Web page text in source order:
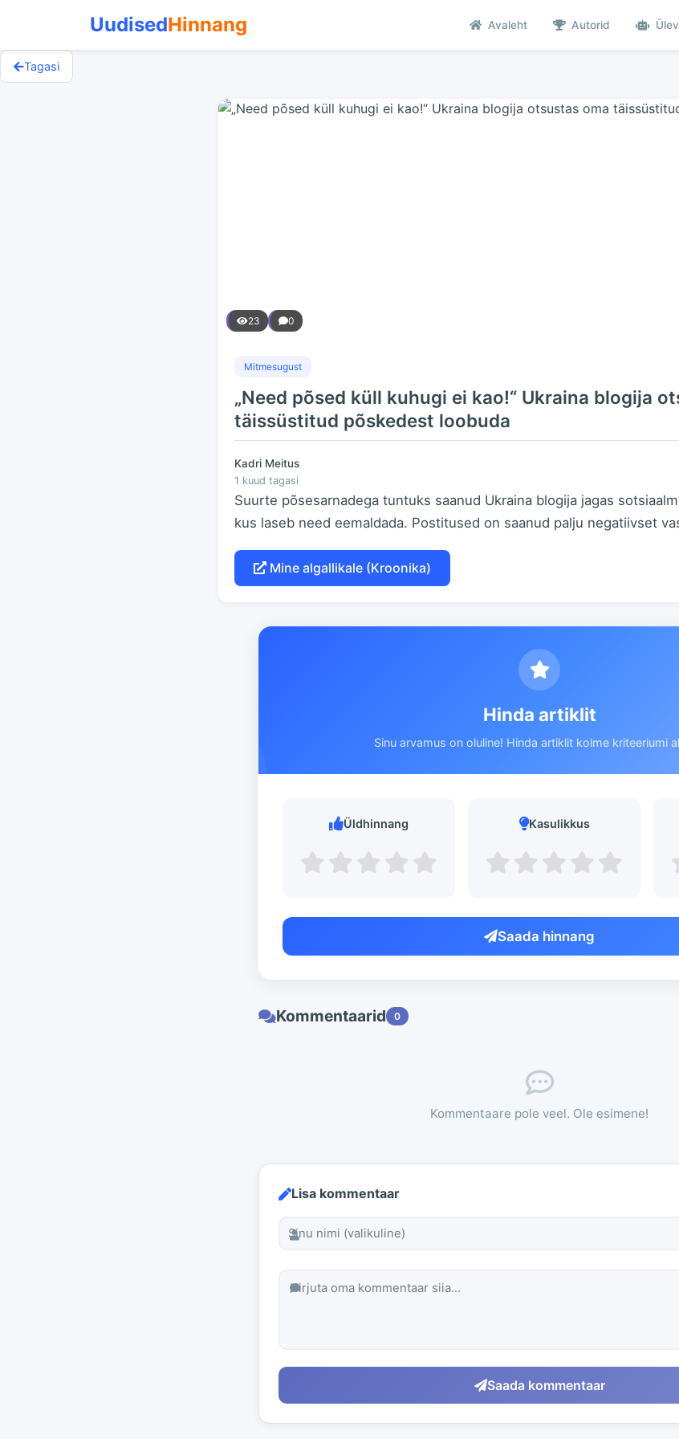
UudisedHinnang Avaleht Autorid
Tagasi
23 0
Mitmesugust
„Need põsed küll kuhugi ei kao!“ Ukraina blogija
täissüstitud põskedest loobuda
Kadri Meitus
1 kuud tagasi
Suurte põsesarnadega tuntuks saanud Ukraina blogija jagas
kus laseb need eemaldada. Postitused on saanud palju negatiivset
Mine algallikale (Kroonika)
Hinda artiklit
Sinu arvamus on oluline! Hinda artiklit kolme kriteeriumi
Üldhinnang Kasulikkus
Saada hinnang
Kommentaarid 0
Kommentaare pole veel. Ole esimene!
Lisa kommentaar
Saada kommentaar